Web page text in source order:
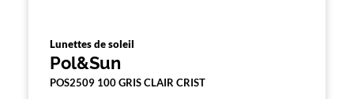
Lunettes de soleil
Pol&Sun
POS2509 100 GRIS CLAIR CRIST